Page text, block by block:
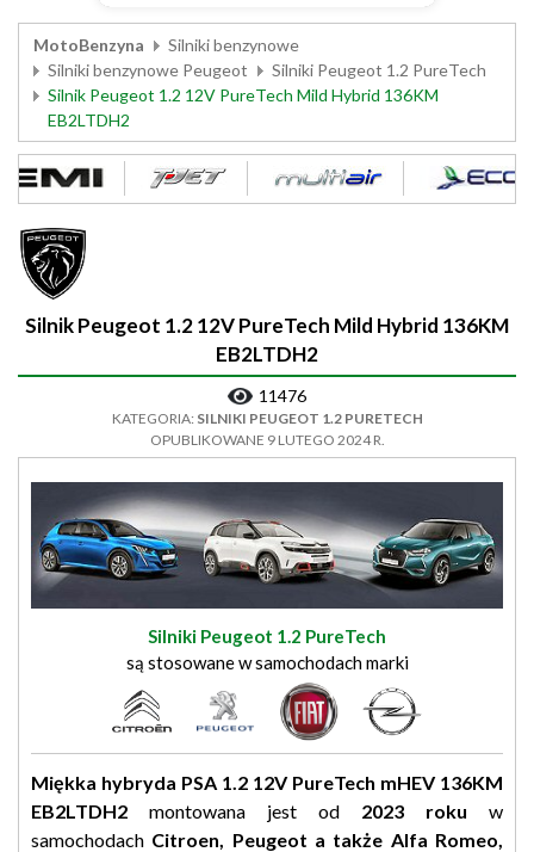
MotoBenzyna
Silniki benzynowe
Silniki benzynowe Peugeot
Silniki Peugeot 1.2 PureTech
Silnik Peugeot 1.2 12V PureTech Mild Hybrid 136KM
EB2LTDH2
Silnik Peugeot 1.2 12V PureTech Mild Hybrid 136KM
EB2LTDH2
11476
KATEGORIA: SILNIKI PEUGEOT 1.2 PURETECH
OPUBLIKOWANE 9 LUTEGO 2024 R.
Silniki Peugeot 1.2 PureTech
są stosowane w samochodach marki
Miękka hybryda PSA 1.2 12V PureTech mHEV 136KM
EB2LTDH2 montowana jest od 2023 roku w
samochodach Citroen, Peugeot a także Alfa Romeo,